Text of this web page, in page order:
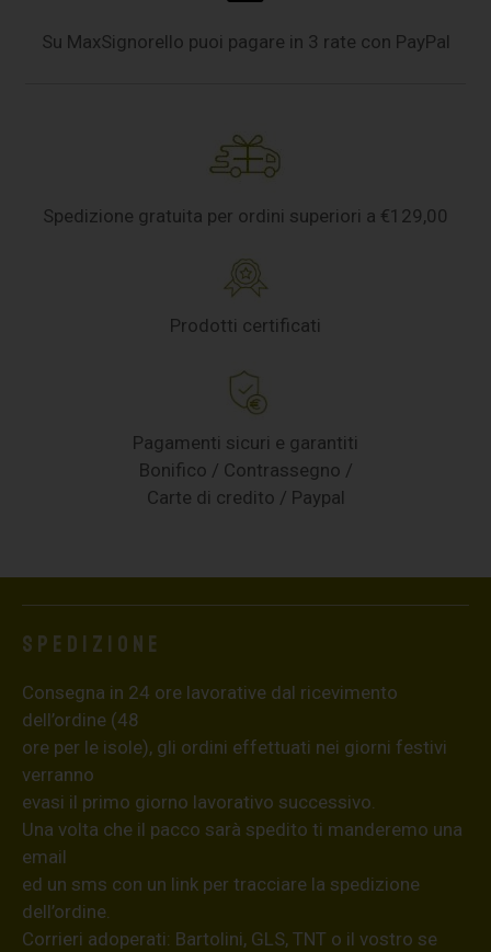
Su MaxSignorello puoi pagare in 3 rate con PayPal
Spedizione gratuita per ordini superiori a €129,00
Prodotti certificati
Pagamenti sicuri e garantiti
Bonifico / Contrassegno /
Carte di credito / Paypal
Spedizione
Consegna in 24 ore lavorative dal ricevimento
dell’ordine (48
ore per le isole), gli ordini effettuati nei giorni festivi
verranno
evasi il primo giorno lavorativo successivo.
Una volta che il pacco sarà spedito ti manderemo una
email
ed un sms con un link per tracciare la spedizione
dell’ordine.
Corrieri adoperati: Bartolini, GLS, TNT o il vostro se